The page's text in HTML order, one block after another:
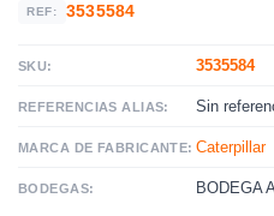
REF: 3535584
SKU: 3535584
REFERENCIAS ALIAS: Sin
MARCA DE FABRICANTE: Caterpillar
BODEGAS: BODEGA